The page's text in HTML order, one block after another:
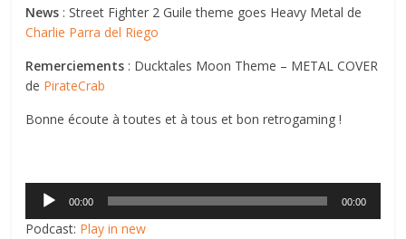
News : Street Fighter 2 Guile theme goes Heavy Metal de
Charlie Parra del Riego
Remerciements : Ducktales Moon Theme – METAL COVER
de PirateCrab
Bonne écoute à toutes et à tous et bon retrogaming !
Lecteur
audio
00:00 00:00
Podcast: Play in new